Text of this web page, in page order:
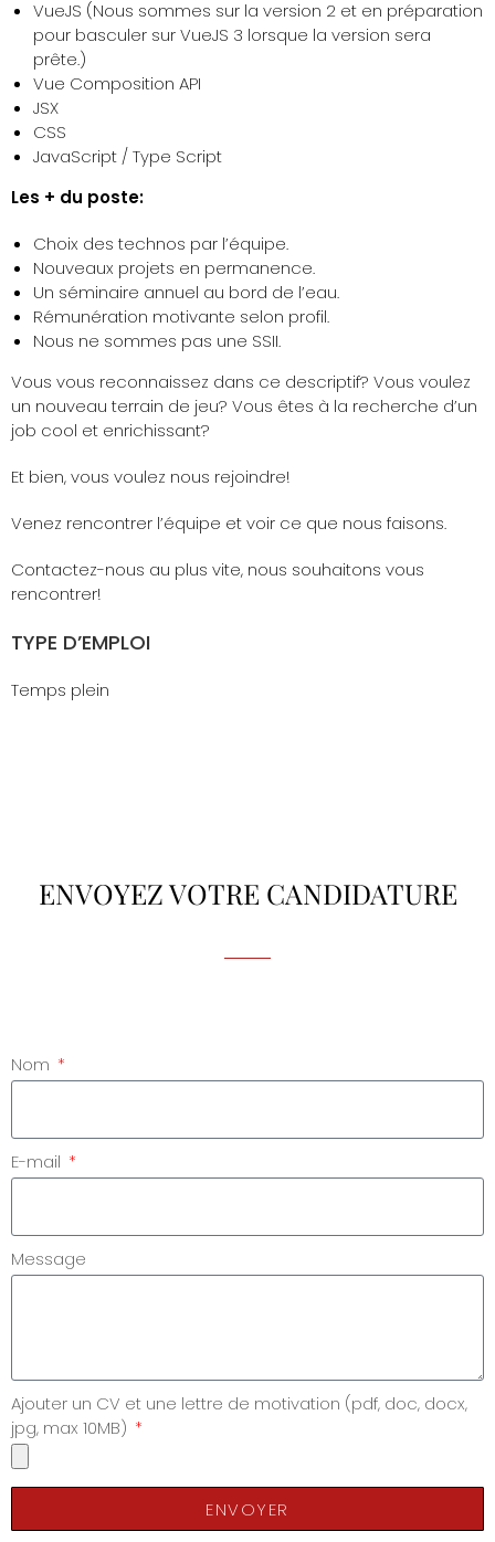
VueJS (Nous sommes sur la version 2 et en préparation
pour basculer sur VueJS 3 lorsque la version sera
prête.)
Vue Composition API
JSX
CSS
JavaScript / Type Script
Les + du poste:
Choix des technos par l’équipe.
Nouveaux projets en permanence.
Un séminaire annuel au bord de l’eau.
Rémunération motivante selon profil.
Nous ne sommes pas une SSII.
Vous vous reconnaissez dans ce descriptif? Vous voulez
un nouveau terrain de jeu? Vous êtes à la recherche d’un
job cool et enrichissant?
Et bien, vous voulez nous rejoindre!
Venez rencontrer l’équipe et voir ce que nous faisons.
Contactez-nous au plus vite, nous souhaitons vous
rencontrer!
TYPE D’EMPLOI
Temps plein
ENVOYEZ VOTRE CANDIDATURE
Nom
E-mail
Message
Ajouter un CV et une lettre de motivation (pdf, doc, docx,
jpg, max 10MB)
ENVOYER